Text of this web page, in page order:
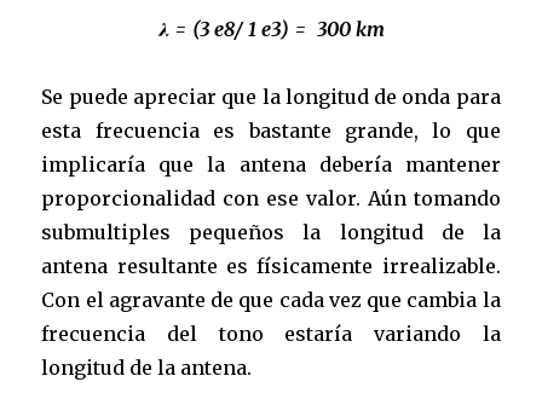
λ = (3 e8/ 1 e3) = 300 km
Se puede apreciar que la longitud de onda para
esta frecuencia es bastante grande, lo que
implicaría que la antena debería mantener
proporcionalidad con ese valor. Aún tomando
submultiples pequeños la longitud de la
antena resultante es físicamente irrealizable.
Con el agravante de que cada vez que cambia la
frecuencia del tono estaría variando la
longitud de la antena.